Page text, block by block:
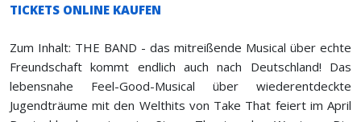
TICKETS ONLINE KAUFEN
Zum Inhalt: THE BAND - das mitreißende Musical über echte
Freundschaft kommt endlich auch nach Deutschland! Das
lebensnahe Feel-Good-Musical über wiederentdeckte
Jugendträume mit den Welthits von Take That feiert im April